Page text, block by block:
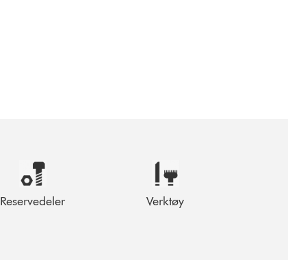
Reservedeler Verktøy